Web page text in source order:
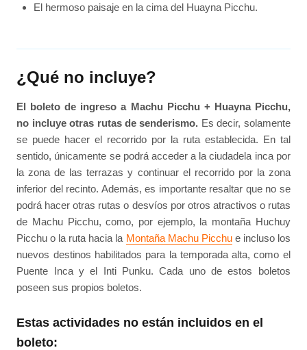
El hermoso paisaje en la cima del Huayna Picchu.
¿Qué no incluye?
El boleto de ingreso a Machu Picchu + Huayna Picchu,
no incluye otras rutas de senderismo. Es decir, solamente
se puede hacer el recorrido por la ruta establecida. En tal
sentido, únicamente se podrá acceder a la ciudadela inca por
la zona de las terrazas y continuar el recorrido por la zona
inferior del recinto. Además, es importante resaltar que no se
podrá hacer otras rutas o desvíos por otros atractivos o rutas
de Machu Picchu, como, por ejemplo, la montaña Huchuy
Picchu o la ruta hacia la Montaña Machu Picchue incluso los
nuevos destinos habilitados para la temporada alta, como el
Puente Inca y el Inti Punku. Cada uno de estos boletos
poseen sus propios boletos.
Estas actividades no están incluidos en el
boleto: